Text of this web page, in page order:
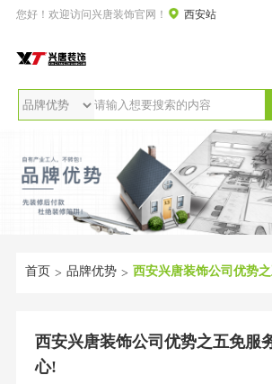
您好！欢迎访问兴唐装饰官网！ 西安站
首页 > 品牌优势 >
西安兴唐装饰公司优势之五免服
心!